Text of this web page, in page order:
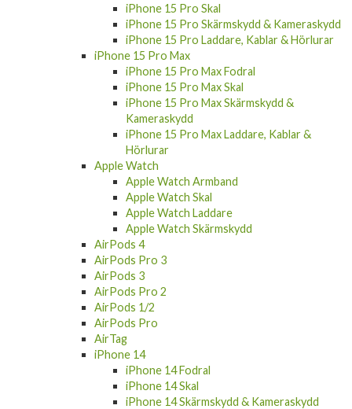
iPhone 15 Pro Skal
iPhone 15 Pro Skärmskydd & Kameraskydd
iPhone 15 Pro Laddare, Kablar & Hörlurar
iPhone 15 Pro Max
iPhone 15 Pro Max Fodral
iPhone 15 Pro Max Skal
iPhone 15 Pro Max Skärmskydd &
Kameraskydd
iPhone 15 Pro Max Laddare, Kablar &
Hörlurar
Apple Watch
Apple Watch Armband
Apple Watch Skal
Apple Watch Laddare
Apple Watch Skärmskydd
AirPods 4
AirPods Pro 3
AirPods 3
AirPods Pro 2
AirPods 1/2
AirPods Pro
AirTag
iPhone 14
iPhone 14 Fodral
iPhone 14 Skal
iPhone 14 Skärmskydd & Kameraskydd